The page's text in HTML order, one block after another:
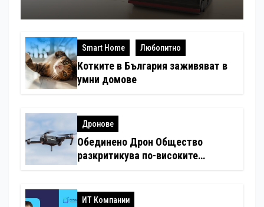
Smart Home Любопитно
Котките в България заживяват в
умни домове
Дронове
Обединено Дрон Общество
разкритикува по-високите
ИТ Компании